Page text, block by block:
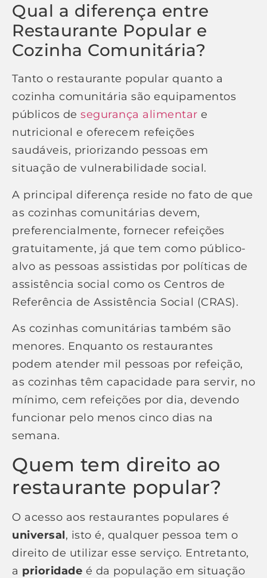
Qual a diferença entre
Restaurante Popular e
Cozinha Comunitária?
Tanto o restaurante popular quanto a
cozinha comunitária são equipamentos
públicos de segurança alimentar e
nutricional e oferecem refeições
saudáveis, priorizando pessoas em
situação de vulnerabilidade social.
A principal diferença reside no fato de que
as cozinhas comunitárias devem,
preferencialmente, fornecer refeições
gratuitamente, já que tem como público-
alvo as pessoas assistidas por políticas de
assistência social como os Centros de
Referência de Assistência Social (CRAS).
As cozinhas comunitárias também são
menores. Enquanto os restaurantes
podem atender mil pessoas por refeição,
as cozinhas têm capacidade para servir, no
mínimo, cem refeições por dia, devendo
funcionar pelo menos cinco dias na
semana.
Quem tem direito ao
restaurante popular?
O acesso aos restaurantes populares é
universal, isto é, qualquer pessoa tem o
direito de utilizar esse serviço. Entretanto,
a prioridade é da população em situação